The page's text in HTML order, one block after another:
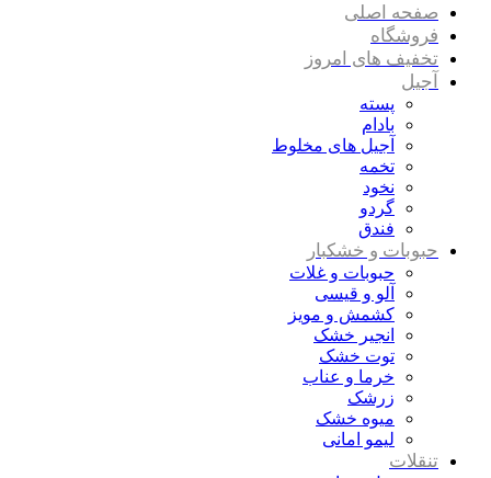
صفحه اصلی
فروشگاه
تخفیف های امروز
آجیل
پسته
بادام
آجیل های مخلوط
تخمه
نخود
گردو
فندق
حبوبات و خشکبار
حبوبات و غلات
آلو و قیسی
کشمش و مویز
انجیر خشک
توت خشک
خرما و عناب
زرشک
میوه خشک
لیمو امانی
تنقلات